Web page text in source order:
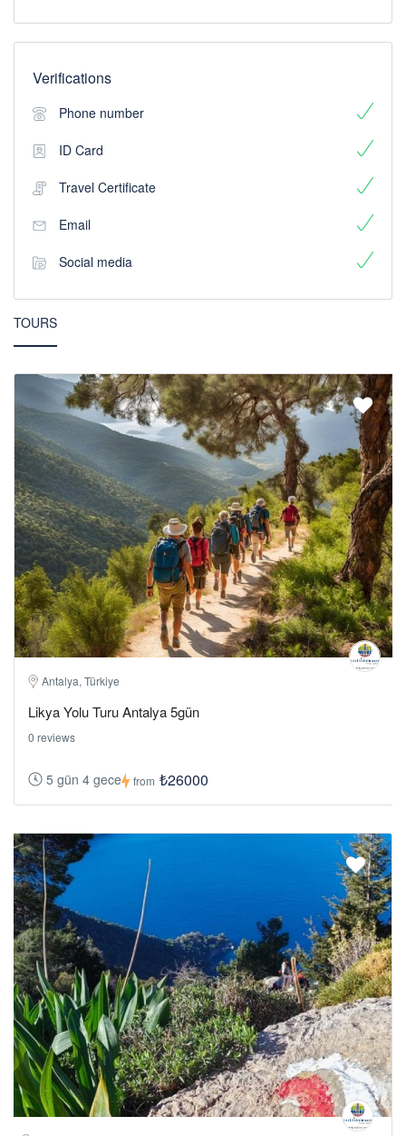
Verifications
Phone number
ID Card
Travel Certificate
Email
Social media
TOURS
Antalya, Türkiye
Likya Yolu Turu Antalya 5gün
0 reviews
5 gün 4 gece from ₺26000